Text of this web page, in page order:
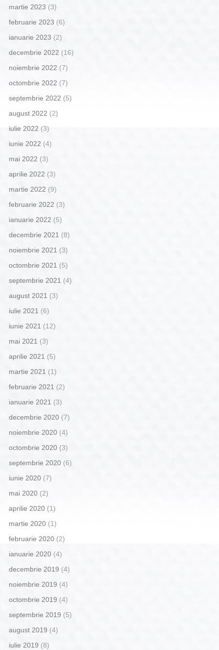
martie 2023 (3)
februarie 2023 (6)
ianuarie 2023 (2)
decembrie 2022 (16)
noiembrie 2022 (7)
octombrie 2022 (7)
septembrie 2022 (5)
august 2022 (2)
iulie 2022 (3)
iunie 2022 (4)
mai 2022 (3)
aprilie 2022 (3)
martie 2022 (9)
februarie 2022 (3)
ianuarie 2022 (5)
decembrie 2021 (8)
noiembrie 2021 (3)
octombrie 2021 (5)
septembrie 2021 (4)
august 2021 (3)
iulie 2021 (6)
iunie 2021 (12)
mai 2021 (3)
aprilie 2021 (5)
martie 2021 (1)
februarie 2021 (2)
ianuarie 2021 (3)
decembrie 2020(7)
noiembrie 2020(4)
octombrie 2020(3)
septembrie 2020(6)
iunie 2020(7)
mai 2020(2)
aprilie 2020(1)
martie 2020(1)
februarie 2020(2)
ianuarie 2020(4)
decembrie 2019 (4)
noiembrie 2019 (4)
octombrie 2019 (4)
septembrie 2019 (5)
august 2019 (4)
iulie 2019 (8)